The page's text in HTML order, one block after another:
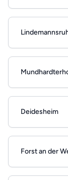
Deidesheim
Forst an der